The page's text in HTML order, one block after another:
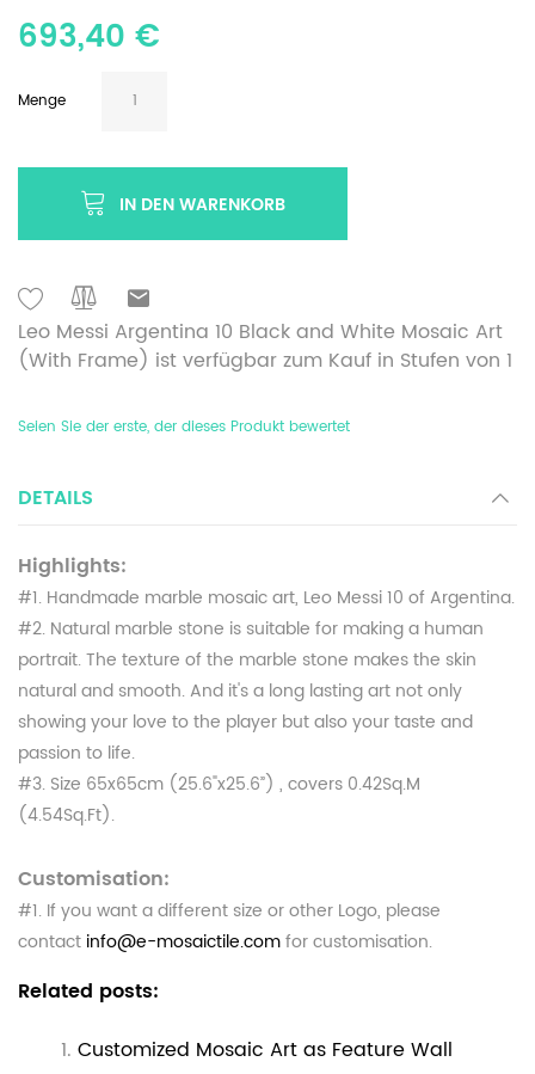
693,40 €
Menge
IN DEN WARENKORB
Leo Messi Argentina 10 Black and White Mosaic Art
(With Frame) ist verfügbar zum Kauf in Stufen von 1
Seien Sie der erste, der dieses Produkt bewertet
DETAILS
Highlights:
#1. Handmade marble mosaic art, Leo Messi 10 of Argentina.
#2. Natural marble stone is suitable for making a human
portrait. The texture of the marble stone makes the skin
natural and smooth. And it's a long lasting art not only
showing your love to the player but also your taste and
passion to life.
#3. Size 65x65cm (25.6"x25.6”) , covers 0.42Sq.M
(4.54Sq.Ft).
Customisation:
#1. If you want a different size or other Logo, please
contact info@e-mosaictile.comfor customisation.
Related posts:
Customized Mosaic Art as Feature Wall